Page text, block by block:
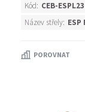
Kód: CEB-
Název střely:
POROVNAT